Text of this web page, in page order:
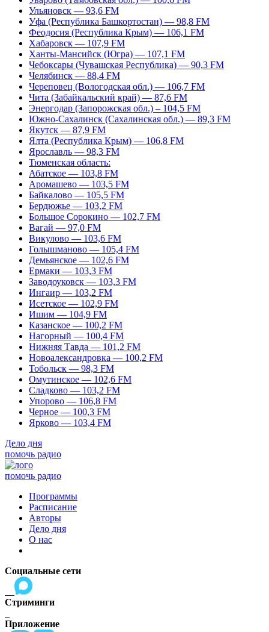
Ульяновск — 93,6 FM
Уфа (Республика Башкортостан) — 98,8 FM
Феодосия (Республика Крым) — 106,1 FM
Хабаровск — 107,9 FM
Ханты-Мансийск (Югра) — 107,1 FM
Чебоксары (Чувашская Республика) — 90,3 FM
Челябинск — 88,4 FM
Череповец (Вологодская обл.) — 106,7 FM
Чита (Забайкальский край) — 87,6 FM
Энергодар (Запорожская обл.) – 104,5 FM
Южно-Сахалинск (Сахалинская обл.) — 89,3 FM
Якутск — 87,9 FM
Ялта (Республика Крым) — 106,8 FM
Ярославль — 98,3 FM
Тюменская область:
Абатское — 103,8 FM
Аромашево — 103,5 FM
Байкалово — 105,5 FM
Бердюжье — 103,2 FM
Большое Сорокино — 102,7 FM
Вагай — 97,0 FM
Викулово — 103,6 FM
Голышманово — 105,4 FM
Демьянское — 102,6 FM
Ермаки — 103,3 FM
Заводоуковск — 103,3 FM
Ингаир — 103,2 FM
Исетское — 102,9 FM
Ишим — 104,9 FM
Казанское — 100,2 FM
Нагорный — 100,4 FM
Нижняя Тавда — 101,2 FM
Новоалександровка — 100,2 FM
Тобольск — 98,3 FM
Омутинское — 102,6 FM
Сладково — 103,2 FM
Упорово — 106,8 FM
Черное — 100,3 FM
Ярково — 103,4 FM
Дело дня
помочь радио
помочь радио
Программы
Расписание
Авторы
Дело дня
О нас
Социальные сети
Стриминги
Приложение